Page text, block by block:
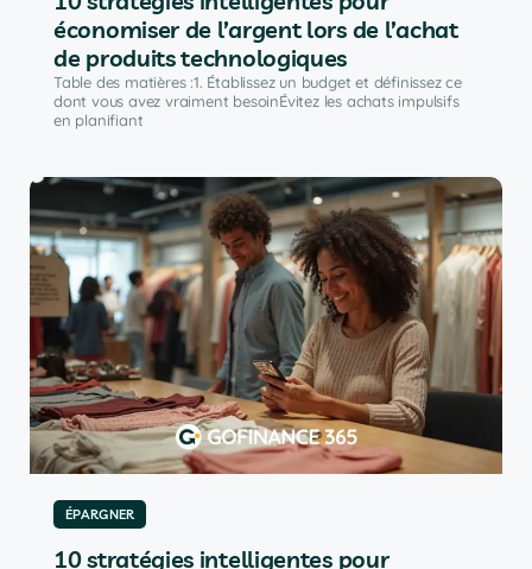
économiser de l’argent lors de l’achat
de produits technologiques
Table des matières :1. Établissez un budget et définissez ce
dont vous avez vraiment besoinÉvitez les achats impulsifs
en planifiant
ÉPARGNER
10 stratégies intelligentes pour